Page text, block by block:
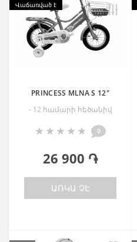
Վաճառված է
PRINCESS MLNA S 12"
- 12 համարի հեծանիվ
0
26 900 ֏
ԱՌԿԱ ՉԷ